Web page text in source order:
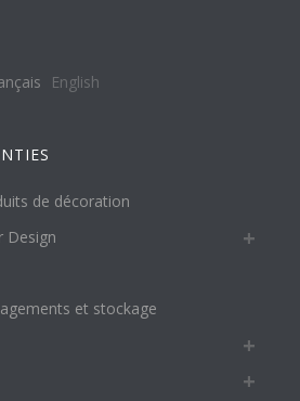
English
de décoration
Design
et stockage